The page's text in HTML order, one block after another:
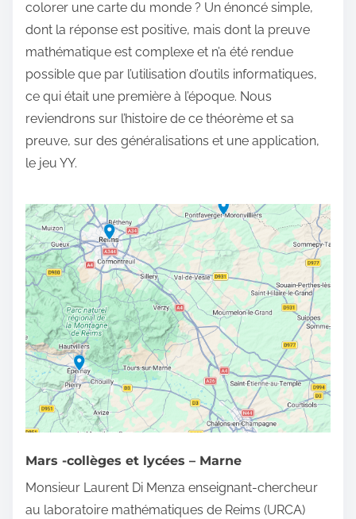
colorer une carte du monde ? Un énoncé simple,
dont la réponse est positive, mais dont la preuve
mathématique est complexe et n’a été rendue
possible que par l’utilisation d’outils informatiques,
ce qui était une première à l’époque. Nous
reviendrons sur l’histoire de ce théorème et sa
preuve, sur des généralisations et une application,
le jeu YY.
Mars -collèges et lycées – Marne
Monsieur Laurent Di Menza enseignant-chercheur
au laboratoire mathématiques de Reims (URCA)